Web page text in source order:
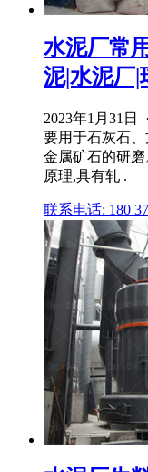
水泥厂常
泥|水泥厂|
2023年1月31日
要用于石灰石
金属矿石的研
原理,具有轧 .
联系电话: 180